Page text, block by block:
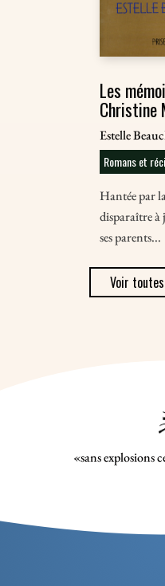
Les
Christine
Estelle
Romans et
Hantée par
disparaître à
ses parents...
Voir
«sans explosions